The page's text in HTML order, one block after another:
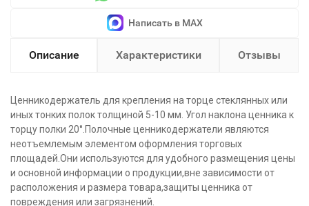
Написать в MAX
Описание Характеристики Отзывы
Ценникодержатель для крепления на торце стеклянных или
иных тонких полок толщиной 5-10 мм. Угол наклона ценника к
торцу полки 20°.Полочные ценникодержатели являются
неотъемлемым элементом оформления торговых
площадей.Они используются для удобного размещения цены
и основной информации о продукции,вне зависимости от
расположения и размера товара,защиты ценника от
повреждения или загрязнений.